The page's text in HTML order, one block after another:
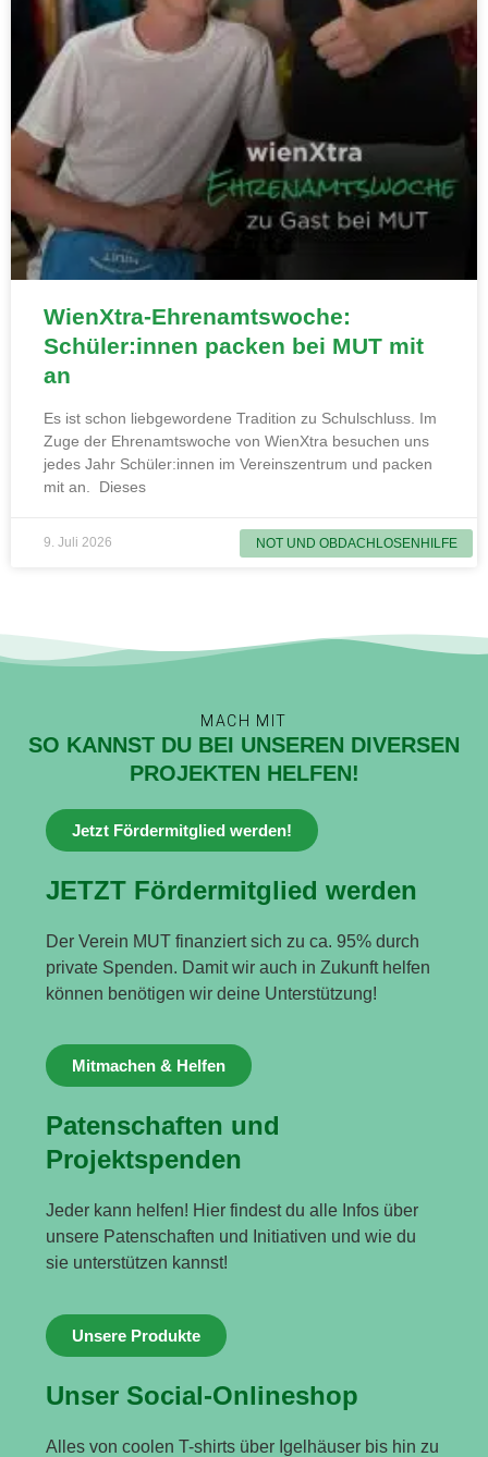
NOT UND OBDACHLOSENHILFE
WienXtra-Ehrenamtswoche:
Schüler:innen packen bei MUT mit
an
Es ist schon liebgewordene Tradition zu Schulschluss. Im
Zuge der Ehrenamtswoche von WienXtra besuchen uns
jedes Jahr Schüler:innen im Vereinszentrum und packen
mit an. Dieses
9. Juli 2026
MACH MIT
SO KANNST DU BEI UNSEREN DIVERSEN
PROJEKTEN HELFEN!
Jetzt Fördermitglied werden!
JETZT Fördermitglied werden
Der Verein MUT finanziert sich zu ca. 95% durch
private Spenden. Damit wir auch in Zukunft helfen
können benötigen wir deine Unterstützung!
Mitmachen & Helfen
Patenschaften und
Projektspenden
Jeder kann helfen! Hier findest du alle Infos über
unsere Patenschaften und Initiativen und wie du
sie unterstützen kannst!
Unsere Produkte
Unser Social-Onlineshop
Alles von coolen T-shirts über Igelhäuser bis hin zu